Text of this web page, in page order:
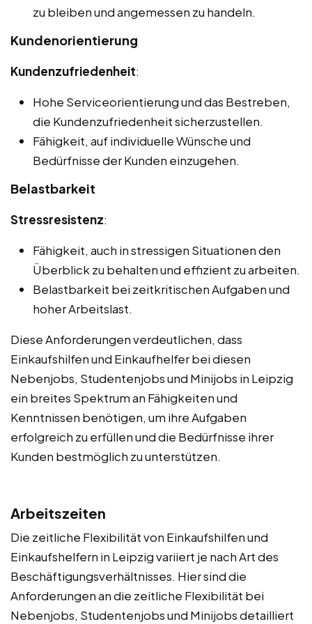
zu bleiben und angemessen zu handeln.
Kundenorientierung
Kundenzufriedenheit:
Hohe Serviceorientierung und das Bestreben,
die Kundenzufriedenheit sicherzustellen.
Fähigkeit, auf individuelle Wünsche und
Bedürfnisse der Kunden einzugehen.
Belastbarkeit
Stressresistenz:
Fähigkeit, auch in stressigen Situationen den
Überblick zu behalten und effizient zu arbeiten.
Belastbarkeit bei zeitkritischen Aufgaben und
hoher Arbeitslast.
Diese Anforderungen verdeutlichen, dass
Einkaufshilfen und Einkaufhelfer bei diesen
Nebenjobs, Studentenjobs und Minijobs in Leipzig
ein breites Spektrum an Fähigkeiten und
Kenntnissen benötigen, um ihre Aufgaben
erfolgreich zu erfüllen und die Bedürfnisse ihrer
Kunden bestmöglich zu unterstützen.
Arbeitszeiten
Die zeitliche Flexibilität von Einkaufshilfen und
Einkaufshelfern in Leipzig variiert je nach Art des
Beschäftigungsverhältnisses. Hier sind die
Anforderungen an die zeitliche Flexibilität bei
Nebenjobs, Studentenjobs und Minijobs detailliert